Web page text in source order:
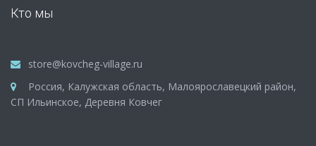
Кто мы
store@kovcheg-village.ru
Россия, Калужская область, Малоярославецкий район,
СП Ильинское, Деревня Ковчег